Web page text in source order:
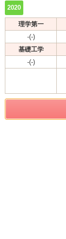
2020
理学第一
-(-)
基礎工学
-(-)